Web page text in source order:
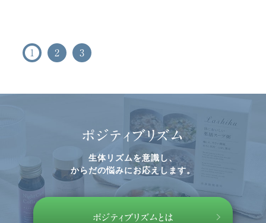
1 2 3
ポジティブリズム
生体リズムを意識し、
からだの悩みにお応えします。
ポジティブリズムとは